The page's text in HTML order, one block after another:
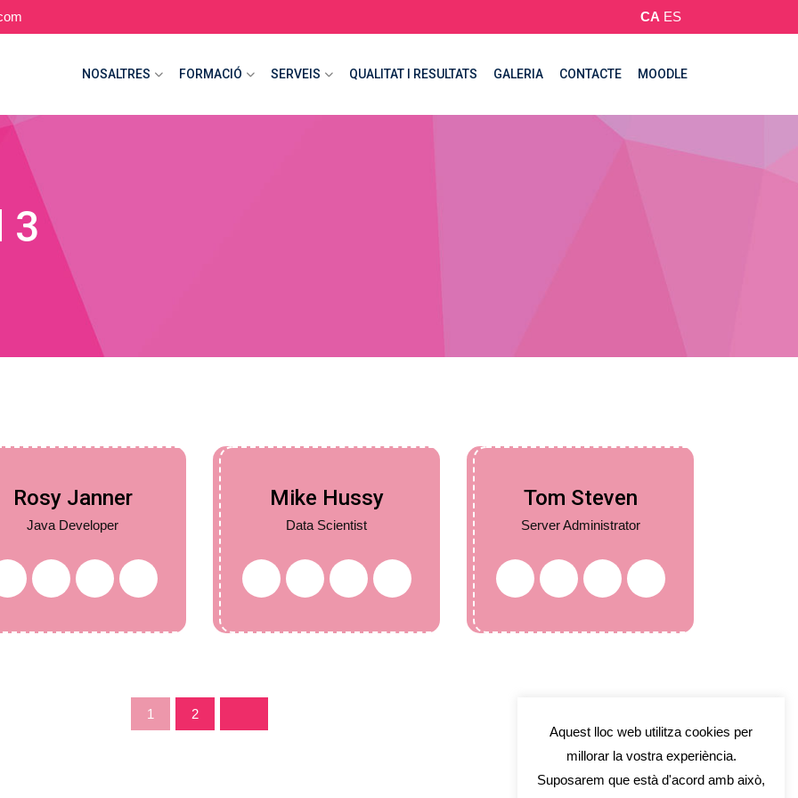
CA ES
NOSALTRES FORMACIÓ SERVEIS QUALITAT I RESULTATS GALERIA CONTACTE MOODLE
3
Rosy Janner
Java Developer
Mike Hussy
Data Scientist
Tom Steven
Server Administrator
1
2
Aquest lloc web utilitza cookies per
millorar la vostra experiència.
Suposarem que està d'acord amb això,